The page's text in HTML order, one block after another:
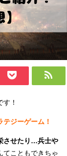
！
ジーゲーム！
させたり…兵士や
てこともできちゃ